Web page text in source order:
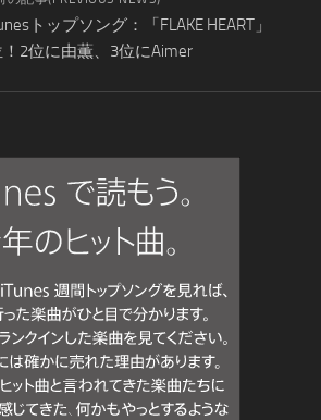
トップソング：「FLAKE HEART」
！2位に由薫、3位にAimer